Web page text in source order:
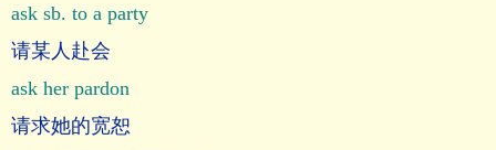
ask sb. to a party
请某人赴会
ask her pardon
请求她的宽恕